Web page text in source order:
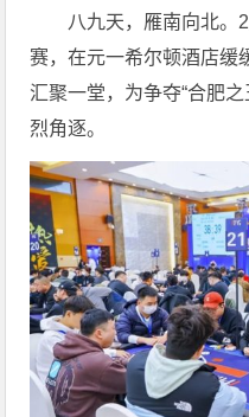
八九天，雁南向北。
赛，在元一希尔顿酒店缓
汇聚一堂，为争夺“合肥
烈角逐。